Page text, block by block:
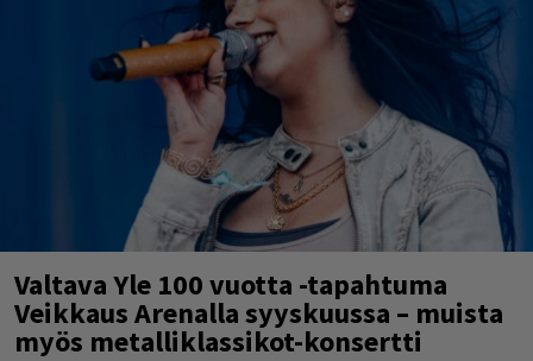
Valtava Yle 100 vuotta -tapahtuma
Veikkaus Arenalla syyskuussa – muista
myös metalliklassikot-konsertti